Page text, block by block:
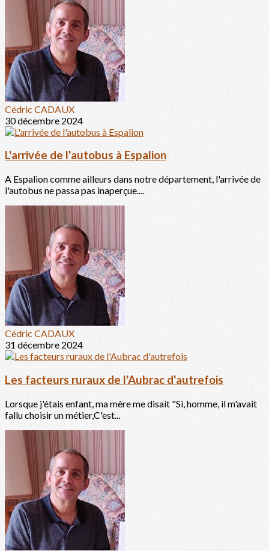
Cédric CADAUX
30 décembre 2024
L'arrivée de l'autobus à Espalion
A Espalion comme ailleurs dans notre département, l'arrivée de
l'autobus ne passa pas inaperçue....
Cédric CADAUX
31 décembre 2024
Les facteurs ruraux de l'Aubrac d'autrefois
Lorsque j'étais enfant, ma mère me disait "Si, homme, il m'avait
fallu choisir un métier,C'est...